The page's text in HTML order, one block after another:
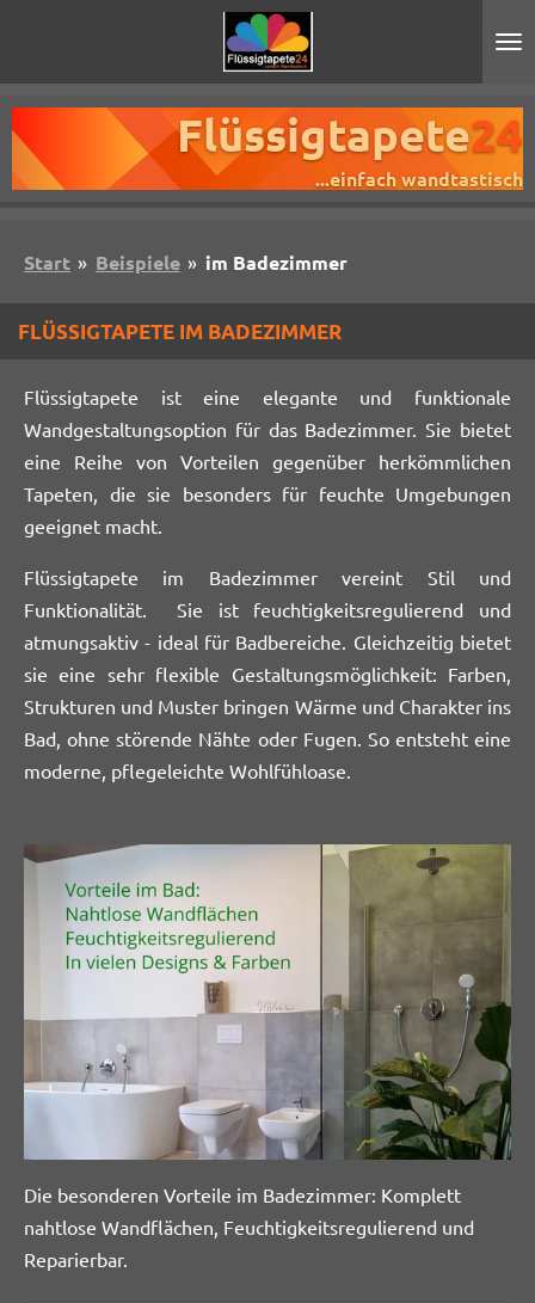
Flüssigtapete24
...einfach wandtastisch
Start » Beispiele » im Badezimmer
FLÜSSIGTAPETE IM BADEZIMMER
Flüssigtapete ist eine elegante und funktionale
Wandgestaltungsoption für das Badezimmer. Sie bietet
eine Reihe von Vorteilen gegenüber herkömmlichen
Tapeten, die sie besonders für feuchte Umgebungen
geeignet macht.
Flüssigtapete im Badezimmer vereint Stil und
Funktionalität. Sie ist feuchtigkeitsregulierend und
atmungsaktiv - ideal für Badbereiche. Gleichzeitig bietet
sie eine sehr flexible Gestaltungsmöglichkeit: Farben,
Strukturen und Muster bringen Wärme und Charakter ins
Bad, ohne störende Nähte oder Fugen. So entsteht eine
moderne, pflegeleichte Wohlfühloase.
Die besonderen Vorteile im Badezimmer: Komplett
nahtlose Wandflächen, Feuchtigkeitsregulierend und
Reparierbar.